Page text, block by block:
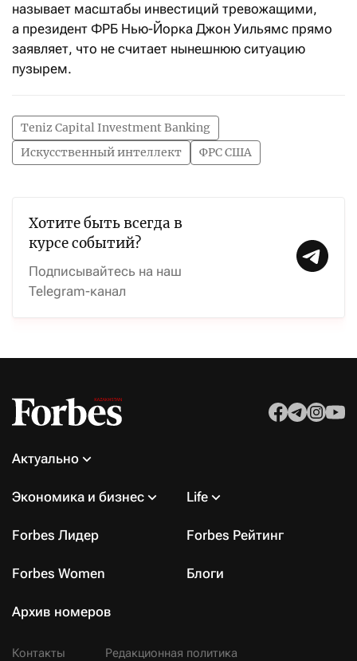
называет масштабы инвестиций тревожащими,
а президент ФРБ Нью-Йорка Джон Уильямс прямо
заявляет, что не считает нынешнюю ситуацию
пузырем.
Teniz Capital Investment Banking
Искусственный интеллект
ФРС США
Хотите быть всегда в
курсе событий?
Подписывайтесь на наш
Telegram-канал
Актуально
Экономика и бизнес Life
Forbes Лидер Forbes Рейтинг
Forbes Women Блоги
Архив номеров
Контакты Редакционная политика